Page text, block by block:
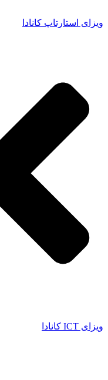
ویزای استارتاپ کانادا
ویزای ICT کانادا